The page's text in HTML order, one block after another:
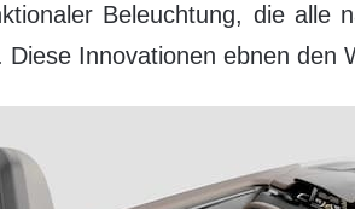
Beleuchtung, die alle
Diese Innovationen ebnen den